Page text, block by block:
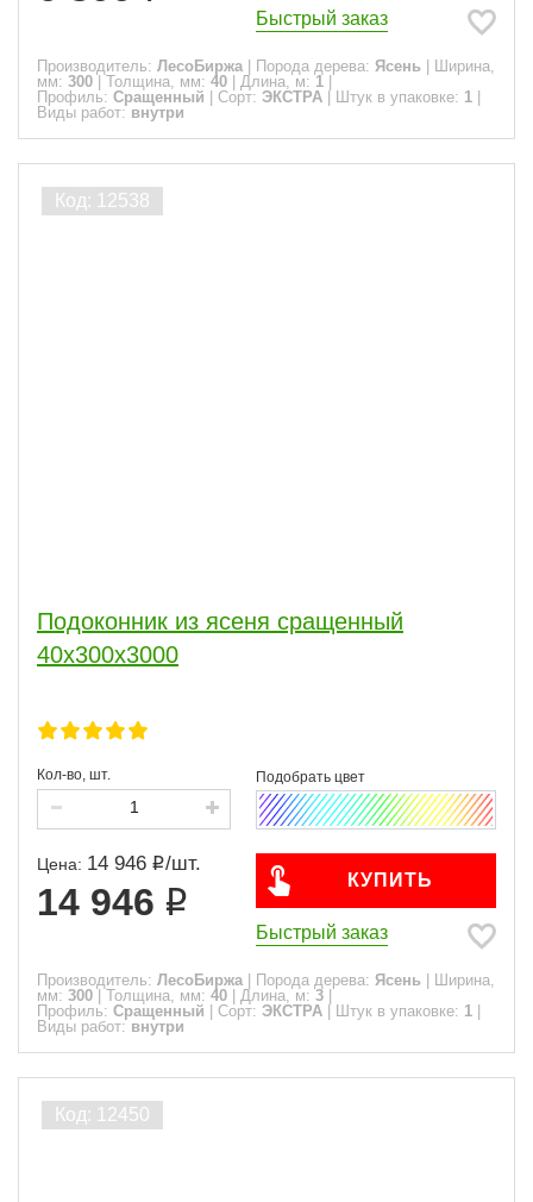
Быстрый заказ
Производитель: ЛесоБиржа Порода дерева: Ясень
Ширина,
мм: 300 Толщина, мм: 40 Длина, м: 1
Профиль: Сращенный Сорт: ЭКСТРА Штук в упаковке: 1
Виды работ: внутри
Подоконник из ясеня сращенный
40х300х3000
Кол-во, шт.
Цена: 14 946 /шт.
14 946
КУПИТЬ
Быстрый заказ
Производитель: ЛесоБиржа Порода дерева: Ясень
Ширина,
мм: 300 Толщина, мм: 40 Длина, м: 3
Профиль: Сращенный Сорт: ЭКСТРА Штук в упаковке: 1
Виды работ: внутри